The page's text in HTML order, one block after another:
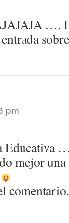
….
entrada
pm
Educativa
mejor una
comentario.